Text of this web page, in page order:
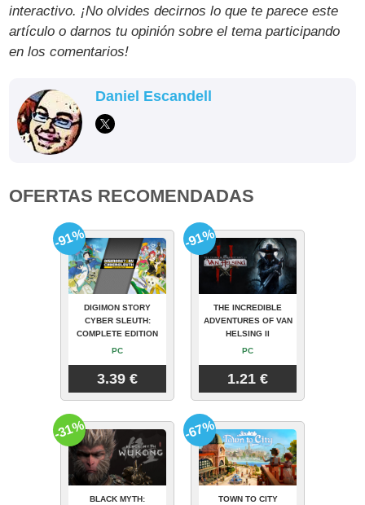
interactivo. ¡No olvides decirnos lo que te parece este
artículo o darnos tu opinión sobre el tema participando
en los comentarios!
Daniel Escandell
OFERTAS RECOMENDADAS
DIGIMON STORY
CYBER SLEUTH:
COMPLETE EDITION
PC
3.39 €
-91%
THE INCREDIBLE
ADVENTURES OF VAN
HELSING II
PC
1.21 €
-91%
BLACK MYTH:
-31%
TOWN TO CITY
-67%